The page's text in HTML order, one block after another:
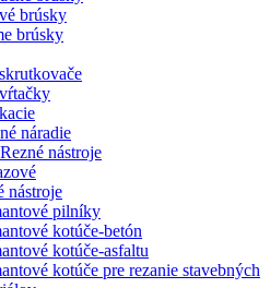
brúsky
brúsky
náradie
Rezné nástroje
nástroje
pilníky
kotúče-betón
kotúče-asfaltu
kotúče pre rezanie stavebných